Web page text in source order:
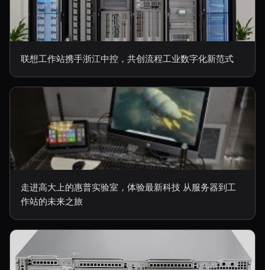
联想工作站携手浙江中控，共创流程工业数字化新范式
走进高大上的惠普实验室，体验最新科技 从服务器到工
作站的未来之旅